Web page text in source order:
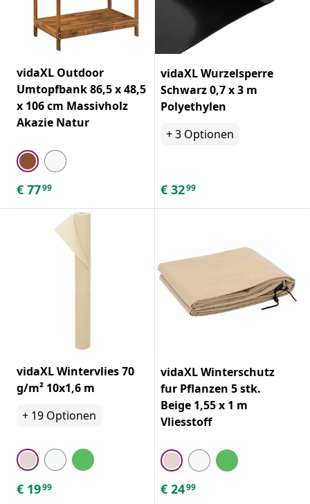
vidaXL Outdoor
Umtopfbank 86,5 x 48,5
x 106 cm Massivholz
Akazie Natur
€ 7799
vidaXL Wurzelsperre
Schwarz 0,7 x 3 m
Polyethylen
+3 Optionen
€ 3299
vidaXL Wintervlies 70
g/m² 10x1,6 m
+ 19 Optionen
€ 1999
vidaXL Winterschutz
fur Pflanzen 5 stk.
Beige 1,55 x 1 m
Vliesstoff
€ 2499